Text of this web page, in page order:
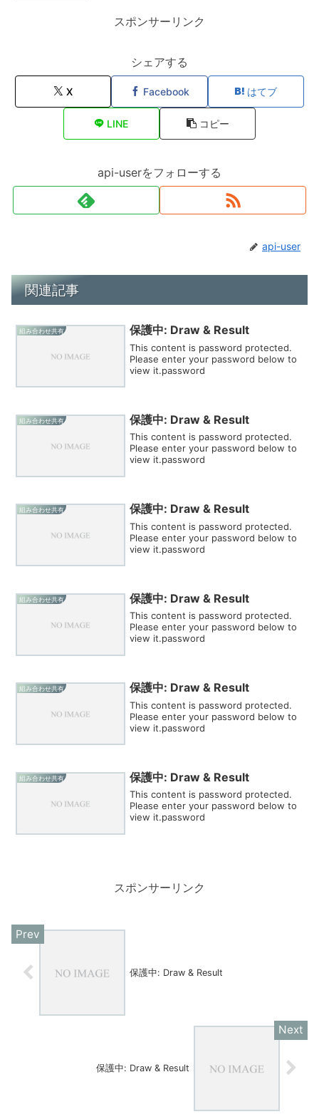
スポンサーリンク
シェアする
X Facebook はてブ
LINE コピー
api-userをフォローする
api-user
関連記事
組み合わせ共有 保護中: Draw & Result
This content is password protected.
Please enter your password below to
view it.password
組み合わせ共有 保護中: Draw & Result
This content is password protected.
Please enter your password below to
view it.password
組み合わせ共有 保護中: Draw & Result
This content is password protected.
Please enter your password below to
view it.password
組み合わせ共有 保護中: Draw & Result
This content is password protected.
Please enter your password below to
view it.password
組み合わせ共有 保護中: Draw & Result
This content is password protected.
Please enter your password below to
view it.password
組み合わせ共有 保護中: Draw & Result
This content is password protected.
Please enter your password below to
view it.password
スポンサーリンク
保護中: Draw & Result
保護中: Draw & Result